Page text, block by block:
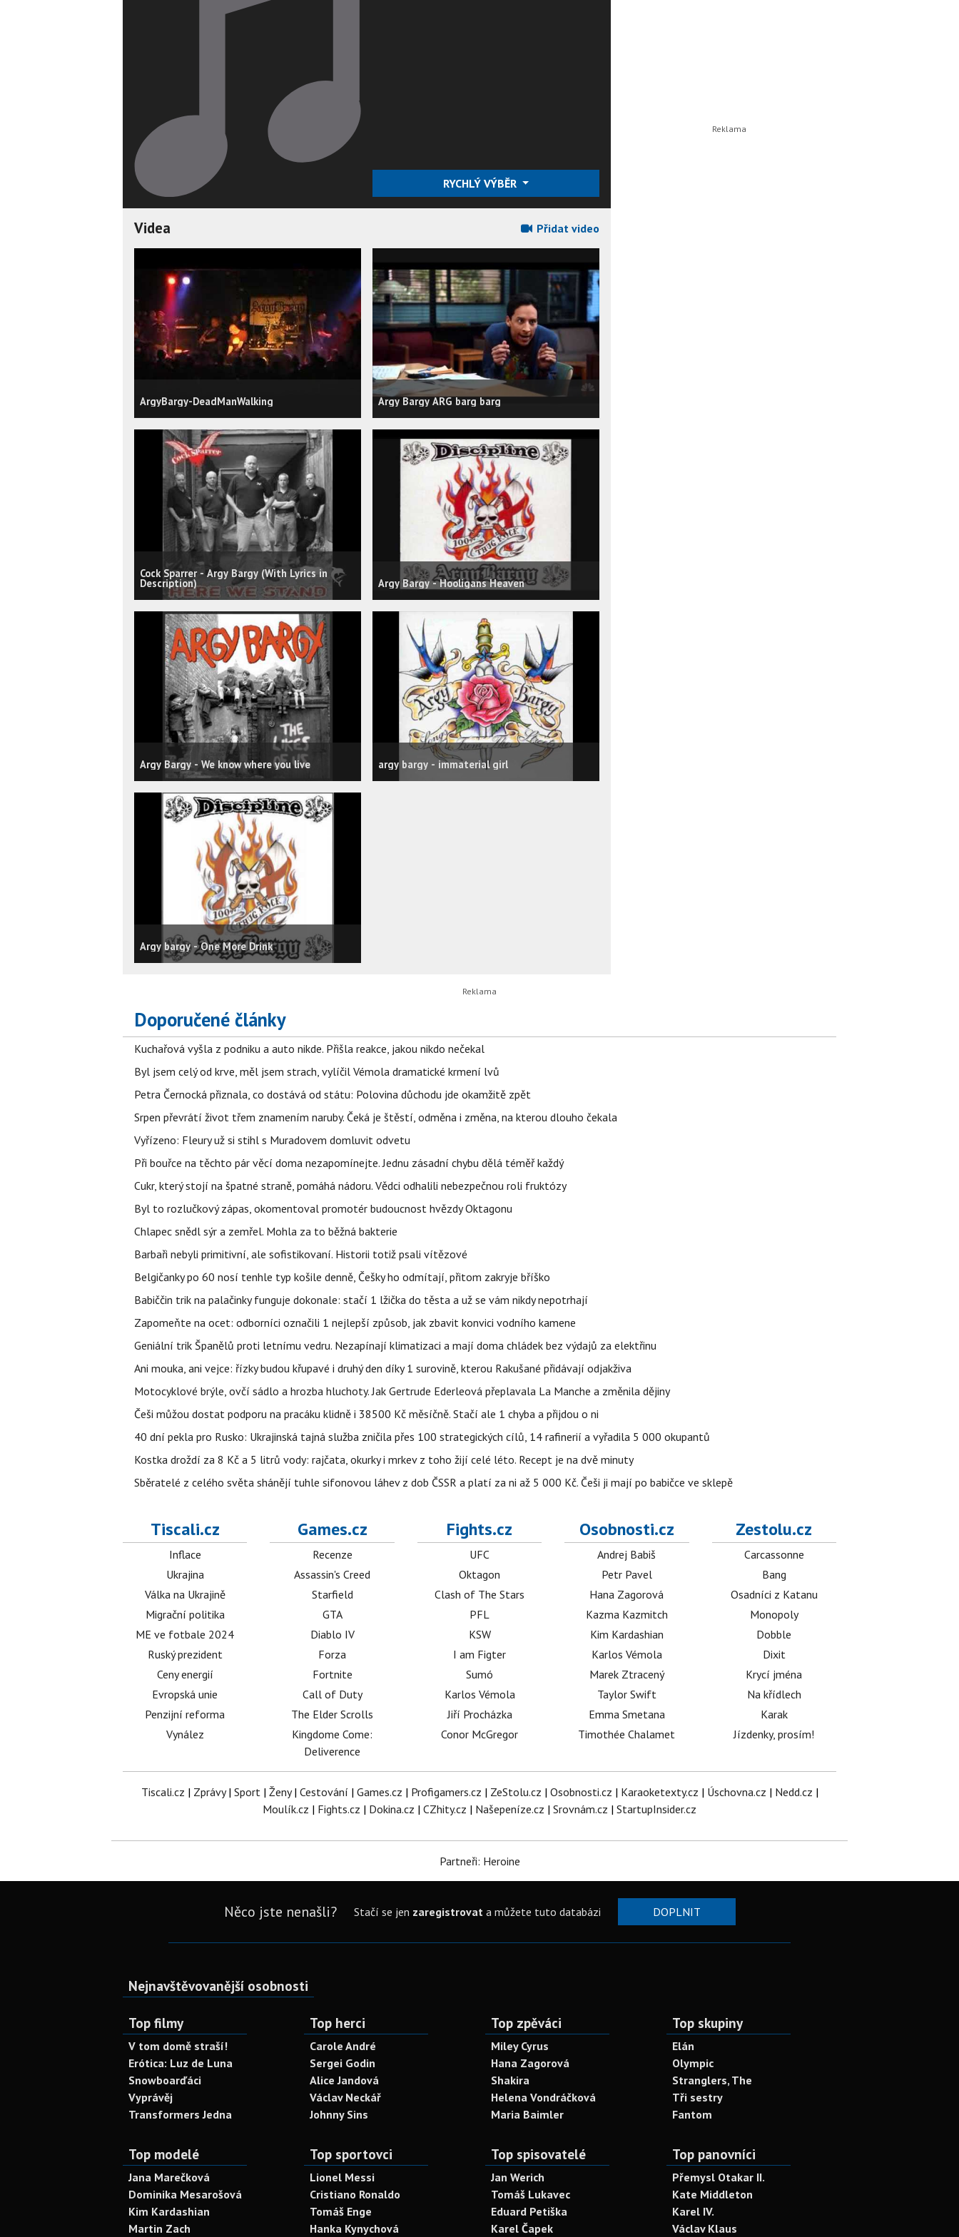
RYCHLÝ VÝBĚR
Videa Přidat video
ArgyBargy-DeadManWalking Argy Bargy ARG barg barg
Cock Sparrer - Argy Bargy (With Lyrics in
Description) Argy Bargy - Hooligans Heaven
Argy Bargy - We know where you live argy bargy - immaterial girl
Argy bargy - One More Drink
Doporučené články
Kuchařová vyšla z podniku a auto nikde. Přišla reakce, jakou nikdo nečekal
Byl jsem celý od krve, měl jsem strach, vylíčil Vémola dramatické krmení lvů
Petra Černocká přiznala, co dostává od státu: Polovina důchodu jde okamžitě zpět
Srpen převrátí život třem znamením naruby. Čeká je štěstí, odměna i změna, na kterou dlouho čekala
Vyřízeno: Fleury už si stihl s Muradovem domluvit odvetu
Při bouřce na těchto pár věcí doma nezapomínejte. Jednu zásadní chybu dělá téměř každý
Cukr, který stojí na špatné straně, pomáhá nádoru. Vědci odhalili nebezpečnou roli fruktózy
Byl to rozlučkový zápas, okomentoval promotér budoucnost hvězdy Oktagonu
Chlapec snědl sýr a zemřel. Mohla za to běžná bakterie
Barbaři nebyli primitivní, ale sofistikovaní. Historii totiž psali vítězové
Belgičanky po 60 nosí tenhle typ košile denně, Češky ho odmítají, přitom zakryje bříško
Babiččin trik na palačinky funguje dokonale: stačí 1 lžička do těsta a už se vám nikdy nepotrhají
Zapomeňte na ocet: odborníci označili 1 nejlepší způsob, jak zbavit konvici vodního kamene
Geniální trik Španělů proti letnímu vedru. Nezapínají klimatizaci a mají doma chládek bez výdajů za elektřinu
Ani mouka, ani vejce: řízky budou křupavé i druhý den díky 1 surovině, kterou Rakušané přidávají odjakživa
Motocyklové brýle, ovčí sádlo a hrozba hluchoty. Jak Gertrude Ederleová přeplavala La Manche a změnila dějiny
Češi můžou dostat podporu na pracáku klidně i 38500 Kč měsíčně. Stačí ale 1 chyba a přijdou o ni
40 dní pekla pro Rusko: Ukrajinská tajná služba zničila přes 100 strategických cílů, 14 rafinerií a vyřadila 5 000 okupantů
Kostka droždí za 8 Kč a 5 litrů vody: rajčata, okurky i mrkev z toho žijí celé léto. Recept je na dvě minuty
Sběratelé z celého světa shánějí tuhle sifonovou láhev z dob ČSSR a platí za ni až 5 000 Kč. Češi ji mají po babičce ve sklepě
Tiscali.cz
Inflace
Ukrajina
Válka na Ukrajině
Migrační politika
ME ve fotbale 2024
Ruský prezident
Ceny energií
Evropská unie
Penzijní reforma
Vynález
Games.cz
Recenze
Assassin's Creed
Starfield
GTA
Diablo IV
Forza
Fortnite
Call of Duty
The Elder Scrolls
Kingdome Come:
Deliverence
Fights.cz
UFC
Oktagon
Clash of The Stars
PFL
KSW
I am Figter
Sumó
Karlos Vémola
Jiří Procházka
Conor McGregor
Osobnosti.cz
Andrej Babiš
Petr Pavel
Hana Zagorová
Kazma Kazmitch
Kim Kardashian
Karlos Vémola
Marek Ztracený
Taylor Swift
Emma Smetana
Timothée Chalamet
Zestolu.cz
Carcassonne
Bang
Osadníci z Katanu
Monopoly
Dobble
Dixit
Krycí jména
Na křídlech
Karak
Jízdenky, prosím!
Tiscali.cz | Zprávy| Sport| Ženy| Cestování | Games.cz | Profigamers.cz | ZeStolu.cz | Osobnosti.cz | Karaoketexty.cz | Úschovna.cz | Nedd.cz |
Moulík.cz | Fights.cz | Dokina.cz | CZhity.cz | Našepeníze.cz | Srovnám.cz | StartupInsider.cz
Partneři: Heroine
Něco jste nenašli? Stačí se jen zaregistrovata můžete tuto databázi DOPLNIT
Nejnavštěvovanější osobnosti
Top filmy
V tom domě straší!
Erótica: Luz de Luna
Snowboarďáci
Vyprávěj
Transformers Jedna
Top herci
Carole André
Sergei Godin
Alice Jandová
Václav Neckář
Johnny Sins
Top zpěváci
Miley Cyrus
Hana Zagorová
Shakira
Helena Vondráčková
Maria Baimler
Top skupiny
Elán
Olympic
Stranglers, The
Tři sestry
Fantom
Top modelé
Jana Marečková
Dominika Mesarošová
Kim Kardashian
Martin Zach
Top sportovci
Lionel Messi
Cristiano Ronaldo
Tomáš Enge
Hanka Kynychová
Top spisovatelé
Jan Werich
Tomáš Lukavec
Eduard Petiška
Karel Čapek
Top panovníci
Přemysl Otakar II.
Kate Middleton
Karel IV.
Václav Klaus